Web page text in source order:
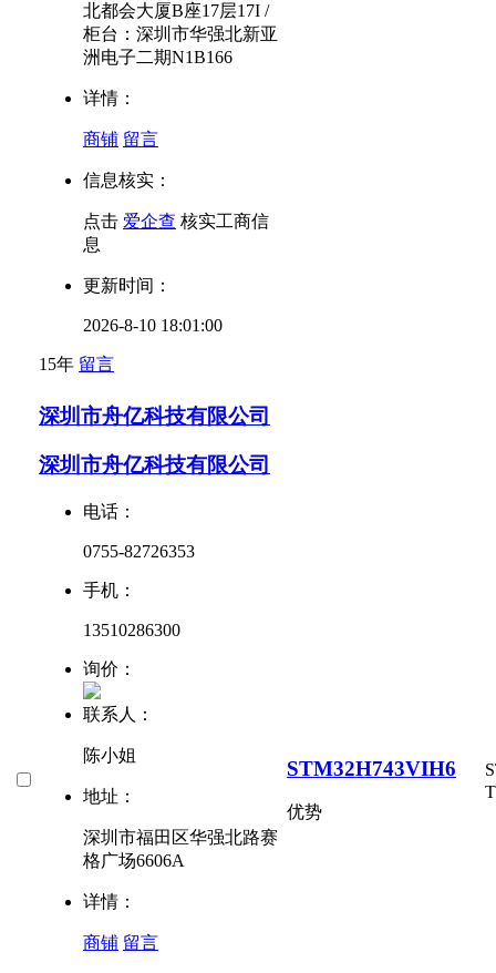
北都会大厦B座17层17I /
柜台：深圳市华强北新亚
洲电子二期N1B166
详情：
商铺 留言
信息核实：
点击 爱企查 核实工商信
息
更新时间：
2026-8-10 18:01:00
15年 留言
深圳市舟亿科技有限公司
深圳市舟亿科技有限公司
电话：
0755-82726353
手机：
13510286300
询价：
联系人：
陈小姐
地址：
深圳市福田区华强北路赛
格广场6606A
详情：
商铺 留言
STM32H743VIH6
优势